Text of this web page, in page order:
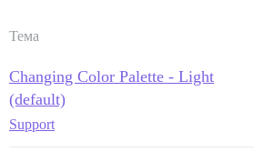
Тема
Changing Color Palette - Light
(default)
Support